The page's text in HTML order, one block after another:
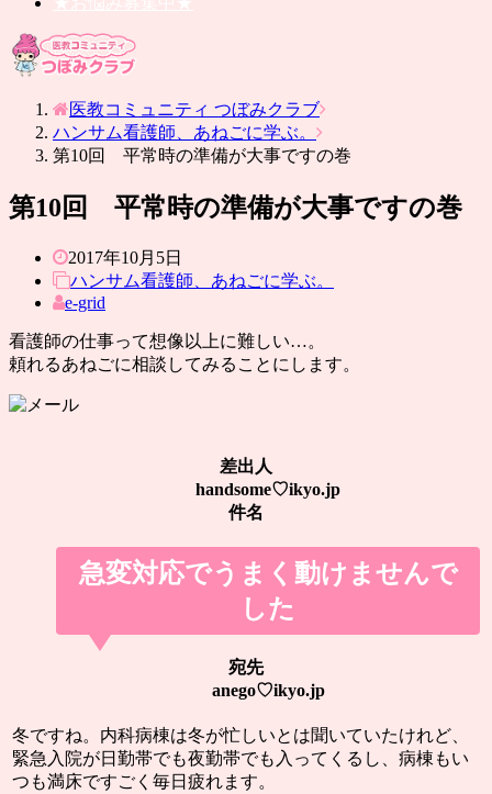
医教コミュニティ つぼみクラブ
ハンサム看護師、あねごに学ぶ。
第10回 平常時の準備が大事ですの巻
第10回 平常時の準備が大事ですの巻
2017年10月5日
ハンサム看護師、あねごに学ぶ。
e-grid
看護師の仕事って想像以上に難しい…。
頼れるあねごに相談してみることにします。
差出人
handsome♡ikyo.jp
件名
急変対応でうまく動けませんで
した
宛先
anego♡ikyo.jp
冬ですね。内科病棟は冬が忙しいとは聞いていたけれど、
緊急入院が日勤帯でも夜勤帯でも入ってくるし、病棟もい
つも満床ですごく毎日疲れます。